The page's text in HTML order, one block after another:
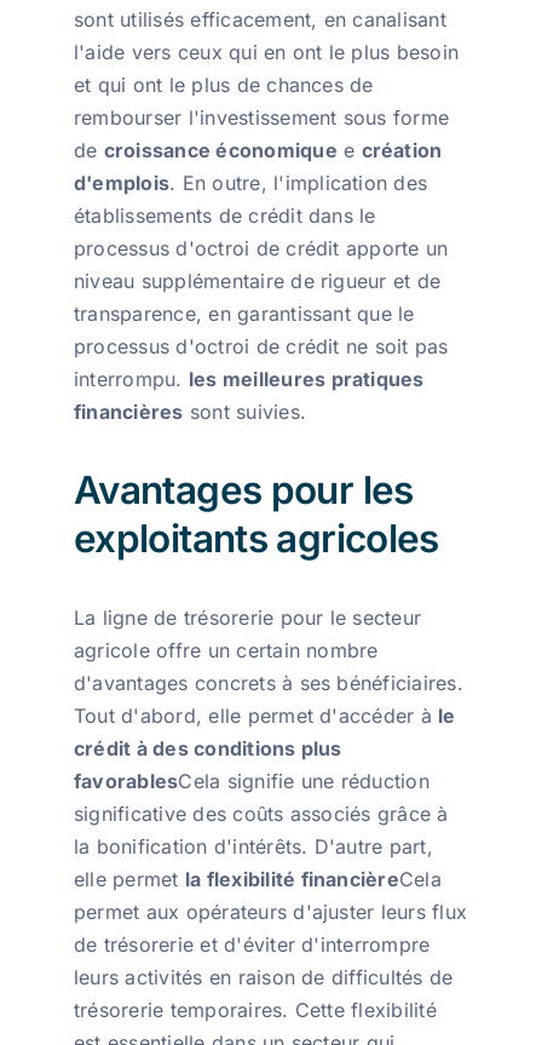
sont utilisés efficacement, en canalisant
l'aide vers ceux qui en ont le plus besoin
et qui ont le plus de chances de
rembourser l'investissement sous forme
de croissance économique e création
d'emplois. En outre, l'implication des
établissements de crédit dans le
processus d'octroi de crédit apporte un
niveau supplémentaire de rigueur et de
transparence, en garantissant que le
processus d'octroi de crédit ne soit pas
interrompu. les meilleures pratiques
financières sont suivies.
Avantages pour les
exploitants agricoles
La ligne de trésorerie pour le secteur
agricole offre un certain nombre
d'avantages concrets à ses bénéficiaires.
Tout d'abord, elle permet d'accéder à le
crédit à des conditions plus
favorablesCela signifie une réduction
significative des coûts associés grâce à
la bonification d'intérêts. D'autre part,
elle permet la flexibilité financièreCela
permet aux opérateurs d'ajuster leurs flux
de trésorerie et d'éviter d'interrompre
leurs activités en raison de difficultés de
trésorerie temporaires. Cette flexibilité